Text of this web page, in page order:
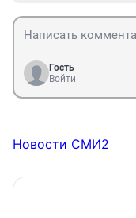
Гость
Войти
Новости СМИ2